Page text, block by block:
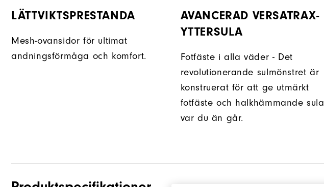
LÄTTVIKTSPRESTANDA
Mesh-ovansidor för ultimat
andningsförmåga och komfort.
AVANCERAD VERSATRAX-
YTTERSULA
Fotfäste i alla väder - Det
revolutionerande sulmönstret är
konstruerat för att ge utmärkt
fotfäste och halkhämmande sula
var du än går.